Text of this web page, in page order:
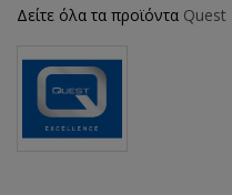
Δείτε όλα τα προϊόντα Quest